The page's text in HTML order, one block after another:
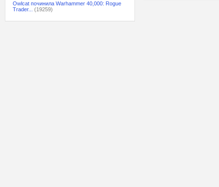
Owlcat починила Warhammer 40,000: Rogue
Trader...
(19259)